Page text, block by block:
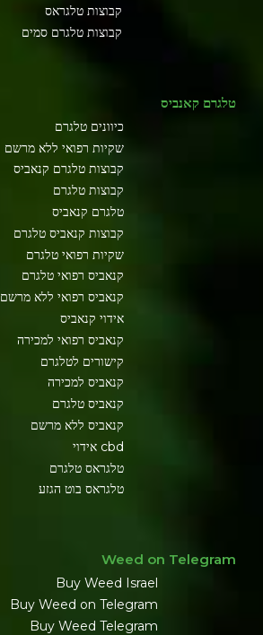
קבוצות טלגראס
קבוצות טלגרם סמים
טלגרם קאנביס
כיוונים טלגרם
שקיות רפואי ללא מרשם
קבוצות טלגרם קנאביס
קבוצות טלגרם
טלגרם קנאביס
קבוצות קנאביס טלגרם
שקיות רפואי טלגרם
קנאביס רפואי טלגרם
קנאביס רפואי ללא מרשם
אידוי קנאביס
קנאביס רפואי למכירה
קישורים לטלגרם
קנאביס למכירה
קנאביס טלגרם
קנאביס ללא מרשם
cbd אידוי
טלגראס טלגרם
טלגראס בוט הגזע
Weed on Telegram
Buy Weed Israel
Buy Weed on Telegram
Buy Weed Telegram